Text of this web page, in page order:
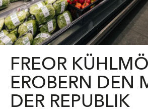
FREOR
EROBERN DEN
DER REPUBLIK